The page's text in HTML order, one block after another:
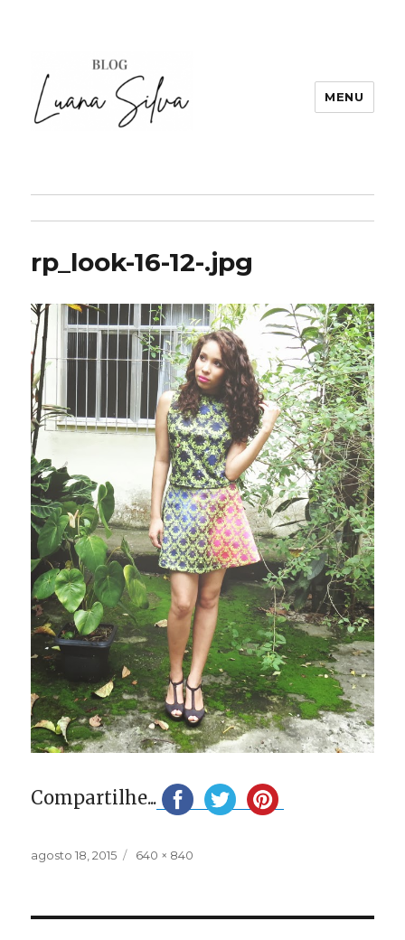
MENU
rp_look-16-12-.jpg
Compartilhe...
Publicado
agosto 18, 2015
Tamanho
640 × 840